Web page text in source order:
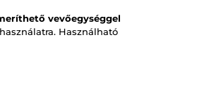
vevőegységgel
Használható